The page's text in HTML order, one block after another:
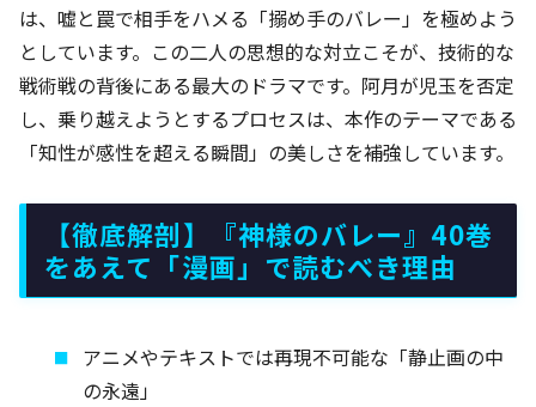
は、嘘と罠で相手をハメる「搦め手のバレー」を極めよう
としています。この二人の思想的な対立こそが、技術的な
戦術戦の背後にある最大のドラマです。阿月が児玉を否定
し、乗り越えようとするプロセスは、本作のテーマである
「知性が感性を超える瞬間」の美しさを補強しています。
【徹底解剖】『神様のバレー』40巻
をあえて「漫画」で読むべき理由
アニメやテキストでは再現不可能な「静止画の中
の永遠」